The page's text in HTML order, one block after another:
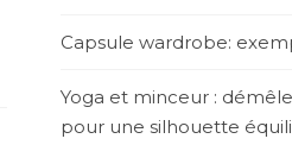
Capsule wardrobe:
Yoga et minceur :
pour une silhouette